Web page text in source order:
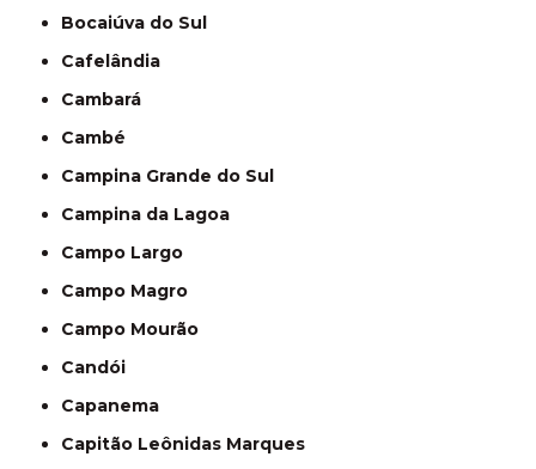
Bocaiúva do Sul
Cafelândia
Cambará
Cambé
Campina Grande do Sul
Campina da Lagoa
Campo Largo
Campo Magro
Campo Mourão
Candói
Capanema
Capitão Leônidas Marques